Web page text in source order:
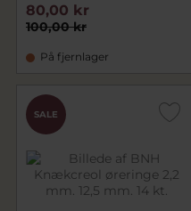
100,00 kr
80,00 kr
På fjernlager
SALE